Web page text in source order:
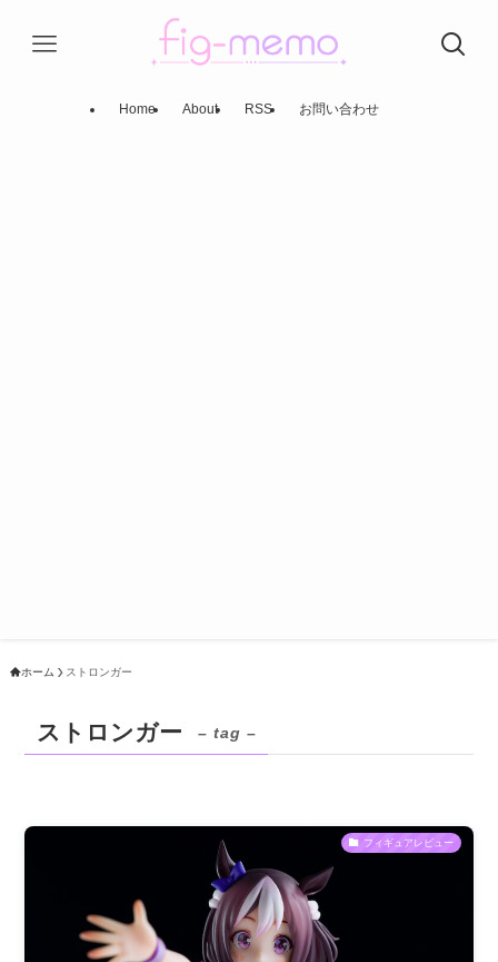
Home About RSS お問い合わせ
ホーム ストロンガー
ストロンガー – tag –
フィギュアレビュー